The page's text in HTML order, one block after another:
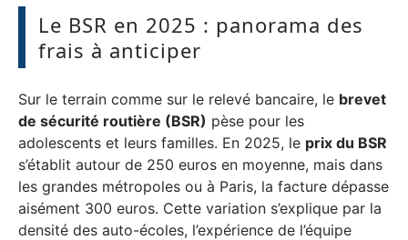
Le BSR en 2025 : panorama des
frais à anticiper
Sur le terrain comme sur le relevé bancaire, le brevet
de sécurité routière (BSR) pèse pour les
adolescents et leurs familles. En 2025, le prix du BSR
s’établit autour de 250 euros en moyenne, mais dans
les grandes métropoles ou à Paris, la facture dépasse
aisément 300 euros. Cette variation s’explique par la
densité des auto-écoles, l’expérience de l’équipe